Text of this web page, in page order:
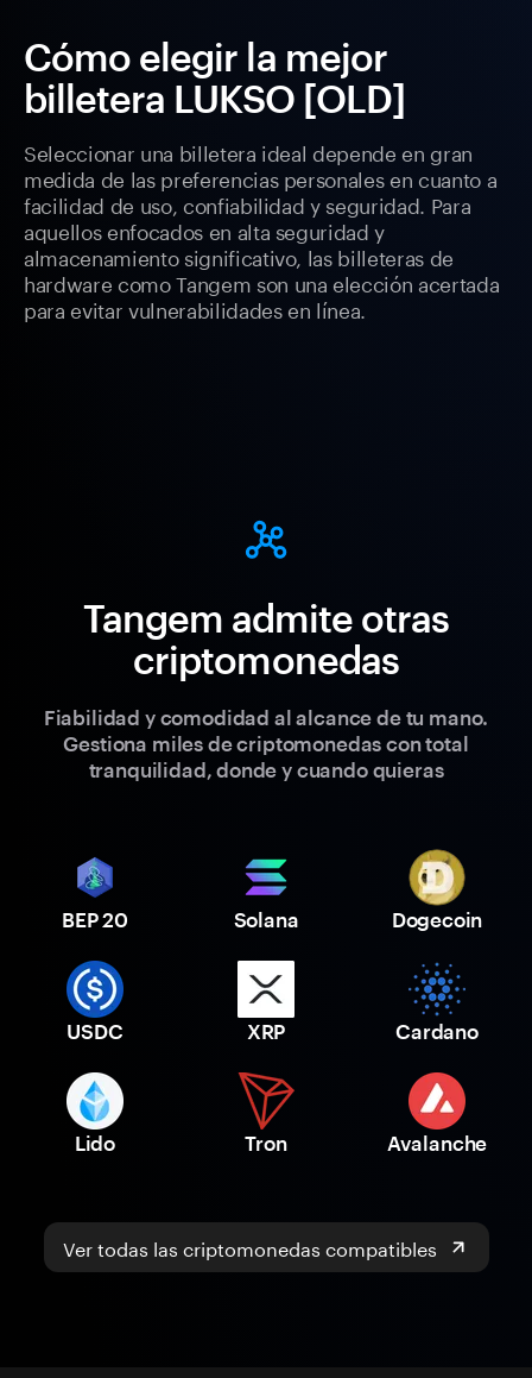
Cómo elegir la mejor
billetera LUKSO [OLD]
Seleccionar una billetera ideal depende en gran
medida de las preferencias personales en cuanto a
facilidad de uso, confiabilidad y seguridad. Para
aquellos enfocados en alta seguridad y
almacenamiento significativo, las billeteras de
hardware como Tangem son una elección acertada
para evitar vulnerabilidades en línea.
Tangem admite otras
criptomonedas
Fiabilidad y comodidad al alcance de tu mano.
Gestiona miles de criptomonedas con total
tranquilidad, donde y cuando quieras
BEP 20 Solana Dogecoin
USDC XRP Cardano
Lido Tron Avalanche
Ver todas las criptomonedas compatibles